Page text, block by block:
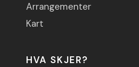
Arrangementer
Kart
HVA SKJER?